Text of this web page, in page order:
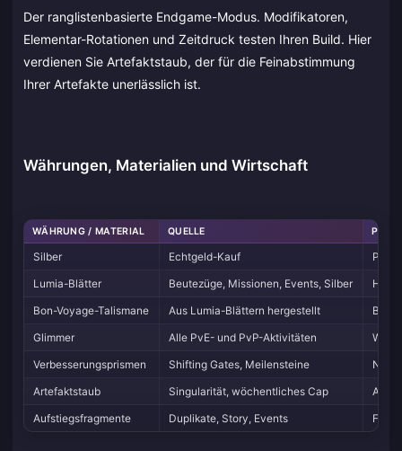
Der ranglistenbasierte Endgame-Modus. Modifikatoren,
Elementar-Rotationen und Zeitdruck testen Ihren Build. Hier
verdienen Sie Artefaktstaub, der für die Feinabstimmung
Ihrer Artefakte unerlässlich ist.
Währungen, Materialien und Wirtschaft
WÄHRUNG / MATERIAL QUELLE
Silber Echtgeld-Kauf
Lumia-Blätter
Beutezüge, Missionen, Events, Silber
Bon-Voyage-Talismane
Aus Lumia-Blättern hergestellt
Glimmer
Alle PvE- und PvP-Aktivitäten
Verbesserungsprismen
Shifting Gates, Meilensteine
Artefaktstaub
Singularität, wöchentliches Cap
Aufstiegsfragmente
Duplikate, Story, Events